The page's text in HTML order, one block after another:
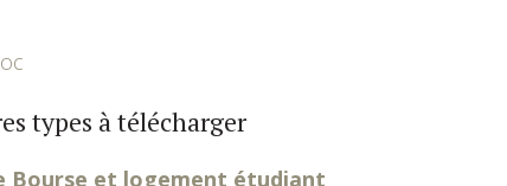
types à télécharger
Bourse et logement étudiant